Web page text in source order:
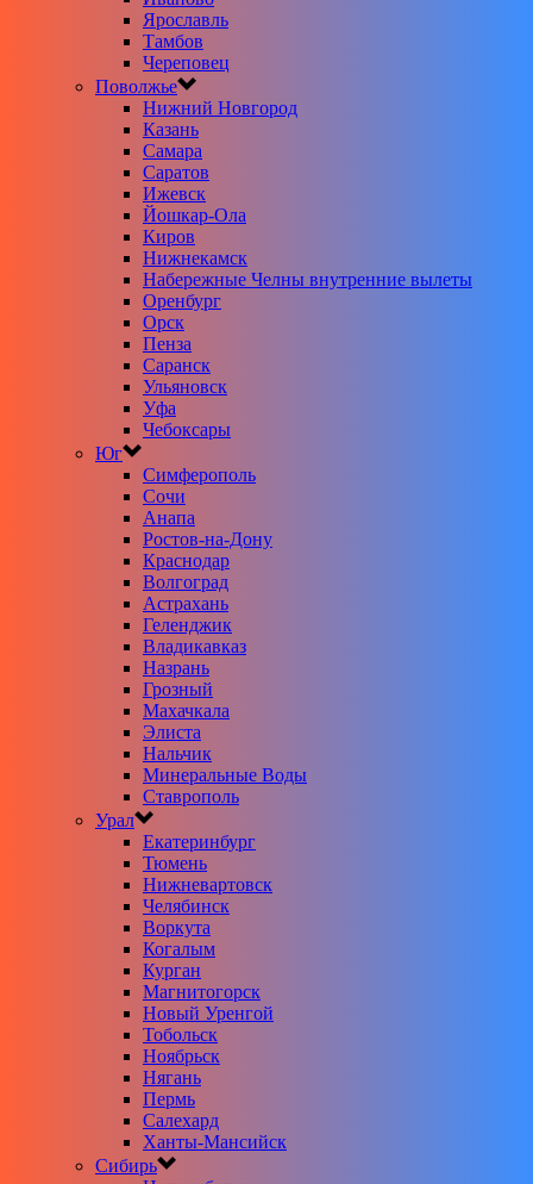
Ярославль
Тамбов
Череповец
Поволжье
Нижний Новгород
Казань
Самара
Саратов
Ижевск
Йошкар-Ола
Киров
Нижнекамск
Набережные Челны внутренние вылеты
Оренбург
Орск
Пенза
Саранск
Ульяновск
Уфа
Чебоксары
Юг
Симферополь
Сочи
Анапа
Ростов-на-Дону
Краснодар
Волгоград
Астрахань
Геленджик
Владикавказ
Назрань
Грозный
Махачкала
Элиста
Нальчик
Минеральные Воды
Ставрополь
Урал
Екатеринбург
Тюмень
Нижневартовск
Челябинск
Воркута
Когалым
Курган
Магнитогорск
Новый Уренгой
Тобольск
Ноябрьск
Нягань
Пермь
Салехард
Ханты-Мансийск
Сибирь